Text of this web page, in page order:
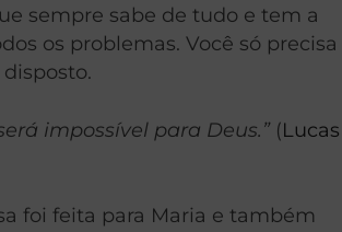
sempre sabe de tudo e tem a
os problemas. Você só precisa
impossível para Deus.”(Lucas
foi feita para Maria e também